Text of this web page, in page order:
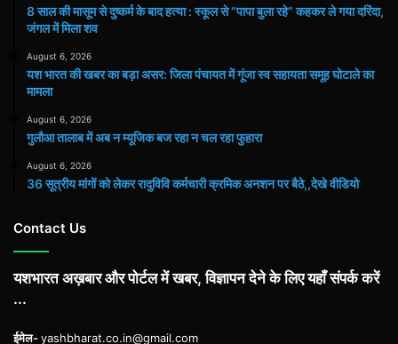
8 साल की मासूम से दुष्कर्म के बाद हत्या : स्कूल से “पापा बुला रहे” कहकर ले गया दरिंदा,
जंगल में मिला शव
August 6, 2026
यश भारत की खबर का बड़ा असर: जिला पंचायत में गूंजा स्व सहायता समूह घोटाले का
मामला
August 6, 2026
गुलौआ तालाब में अब न म्यूजिक बज रहा न चल रहा फुहारा
August 6, 2026
36 सूत्रीय मांगों को लेकर रादुविवि कर्मचारी क्रमिक अनशन पर बैठे,,देखे वीडियो
Contact Us
यशभारत अख़बार और पोर्टल में खबर, विज्ञापन देने के लिए यहाँ संपर्क करें
...
ईमेल-yashbharat.co.in@gmail.com